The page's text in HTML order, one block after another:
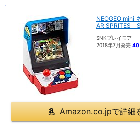
NEOGEO mini
AR SPRITES」
SNKプレイモア
2018年7月発売 40
Amazon.co.jpで詳細